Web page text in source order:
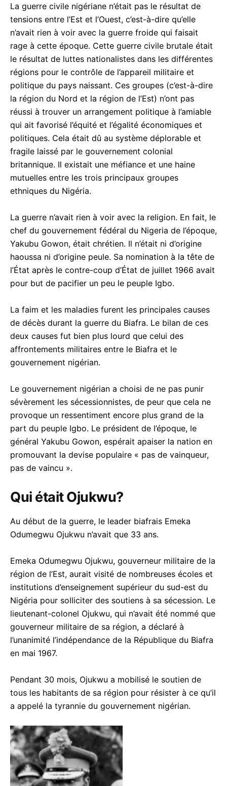
La guerre civile nigériane n’était pas le résultat de
tensions entre l’Est et l’Ouest, c’est-à-dire qu’elle
n’avait rien à voir avec la guerre froide qui faisait
rage à cette époque. Cette guerre civile brutale était
le résultat de luttes nationalistes dans les différentes
régions pour le contrôle de l’appareil militaire et
politique du pays naissant. Ces groupes (c’est-à-dire
la région du Nord et la région de l’Est) n’ont pas
réussi à trouver un arrangement politique à l’amiable
qui ait favorisé l’équité et l’égalité économiques et
politiques. Cela était dû au système déplorable et
fragile laissé par le gouvernement colonial
britannique. Il existait une méfiance et une haine
mutuelles entre les trois principaux groupes
ethniques du Nigéria.
La guerre n’avait rien à voir avec la religion. En fait, le
chef du gouvernement fédéral du Nigeria de l’époque,
Yakubu Gowon, était chrétien. Il n’était ni d’origine
haoussa ni d’origine peule. Sa nomination à la tête de
l’État après le contre-coup d’État de juillet 1966 avait
pour but de pacifier un peu le peuple Igbo.
La faim et les maladies furent les principales causes
de décès durant la guerre du Biafra. Le bilan de ces
deux causes fut bien plus lourd que celui des
affrontements militaires entre le Biafra et le
gouvernement nigérian.
Le gouvernement nigérian a choisi de ne pas punir
sévèrement les sécessionnistes, de peur que cela ne
provoque un ressentiment encore plus grand de la
part du peuple Igbo. Le président de l’époque, le
général Yakubu Gowon, espérait apaiser la nation en
promouvant la devise populaire « pas de vainqueur,
pas de vaincu ».
Qui était Ojukwu?
Au début de la guerre, le leader biafrais Emeka
Odumegwu Ojukwu n’avait que 33 ans.
Emeka Odumegwu Ojukwu, gouverneur militaire de la
région de l’Est, aurait visité de nombreuses écoles et
institutions d’enseignement supérieur du sud-est du
Nigéria pour solliciter des soutiens à sa sécession. Le
lieutenant-colonel Ojukwu, qui n’avait été nommé que
gouverneur militaire de sa région, a déclaré à
l’unanimité l’indépendance de la République du Biafra
en mai 1967.
Pendant 30 mois, Ojukwu a mobilisé le soutien de
tous les habitants de sa région pour résister à ce qu’il
a appelé la tyrannie du gouvernement nigérian.